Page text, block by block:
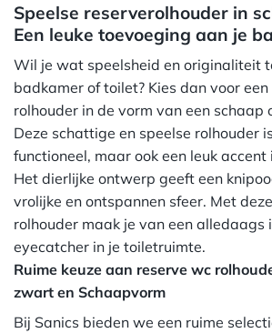
Speelse reserverolhouder in
Een leuke toevoeging aan je
Wil je wat speelsheid en originaliteit
badkamer of toilet? Kies dan voor
rolhouder in de vorm van een schaap
Deze schattige en speelse rolhouder
functioneel, maar ook een leuk
Het dierlijke ontwerp geeft een
vrolijke en ontspannen sfeer. Met
rolhouder maak je van een alledaags
eyecatcher in je toiletruimte.
Ruime keuze aan reserve wc
zwart en Schaapvorm
Bij Sanics bieden we een ruime